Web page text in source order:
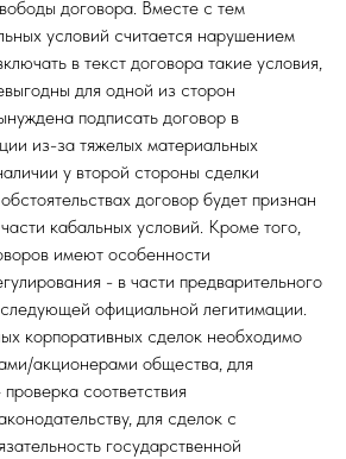
договора. Вместе с тем
условий считается нарушением
в текст договора такие условия,
для одной из сторон
подписать договор в
из-за тяжелых материальных
у второй стороны сделки
договор будет признан
кабальных условий. Кроме того,
имеют особенности
- в части предварительного
официальной легитимации.
корпоративных сделок необходимо
акционерами общества, для
соответствия
для сделок с
государственной